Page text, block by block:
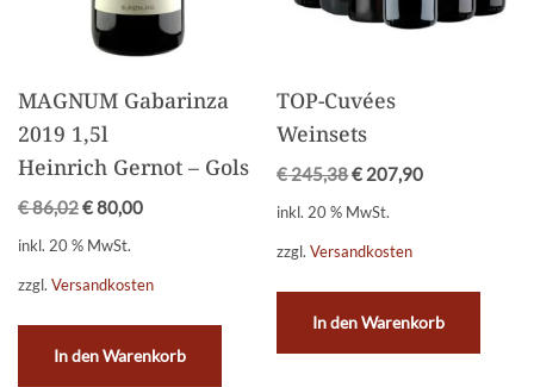
MAGNUM Gabarinza
2019 1,5l
Heinrich Gernot – Gols
€86,02€80,00
inkl. 20 % MwSt.
zzgl. Versandkosten
In den Warenkorb
TOP-Cuvées
Weinsets
€245,38€ 207,90
inkl. 20 % MwSt.
zzgl.Versandkosten
In den Warenkorb